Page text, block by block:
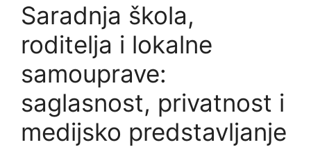
Saradnja škola,
roditelja i lokalne
samouprave:
saglasnost, privatnost i
medijsko predstavljanje